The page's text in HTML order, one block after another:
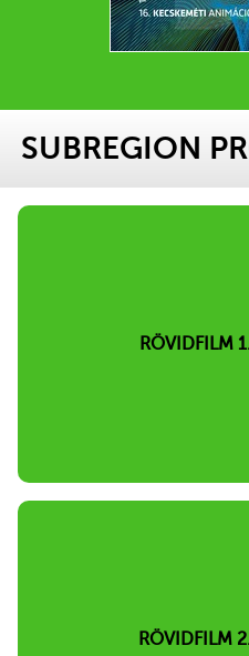
SUBREGION
RÖVIDFILM
RÖVIDFILM